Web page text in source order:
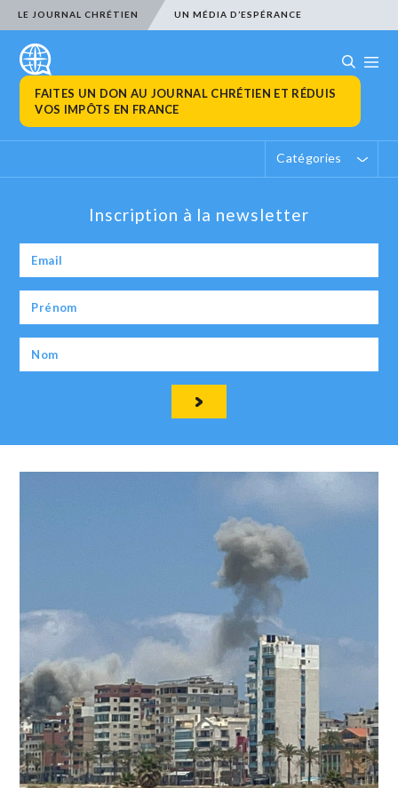
LE JOURNAL CHRÉTIEN UN MÉDIA D’ESPÉRANCE
FAITES UN DON AU JOURNAL CHRÉTIEN ET RÉDUIS
VOS IMPÔTS EN FRANCE
Catégories
Inscription à la newsletter